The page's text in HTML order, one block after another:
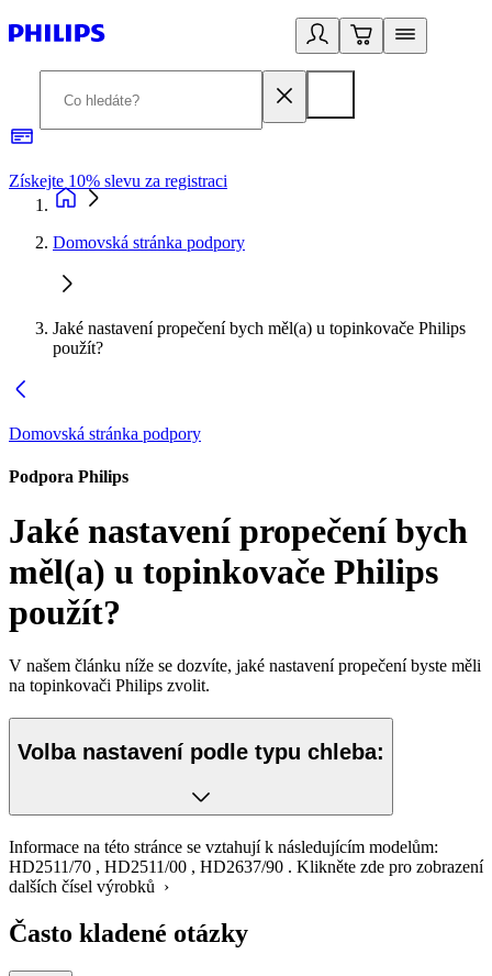
Získejte 10% slevu za registraci
Domovská stránka podpory
Jaké nastavení propečení bych měl(a) u topinkovače Philips
použít?
Domovská stránka podpory
Podpora Philips
Jaké nastavení propečení bych
měl(a) u topinkovače Philips
použít?
V našem článku níže se dozvíte, jaké nastavení propečení byste měli
na topinkovači Philips zvolit.
Volba nastavení podle typu chleba:
Informace na této stránce se vztahují k následujícím modelům:
HD2511/70 , HD2511/00 , HD2637/90 . Klikněte zde pro zobrazení
dalších čísel výrobků ›
Často kladené otázky